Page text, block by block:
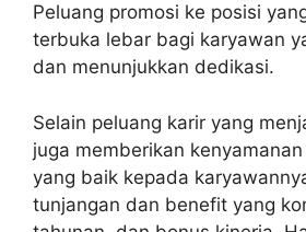
Peluang promosi ke posisi
terbuka lebar bagi karyawan
dan menunjukkan dedikasi.
Selain peluang karir yang
juga memberikan
yang baik kepada
tunjangan dan benefit yang